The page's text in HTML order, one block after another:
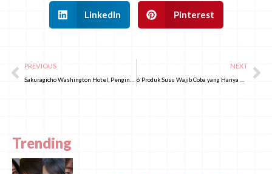
LinkedIn Pinterest
PREVIOUS NEXT
Trending